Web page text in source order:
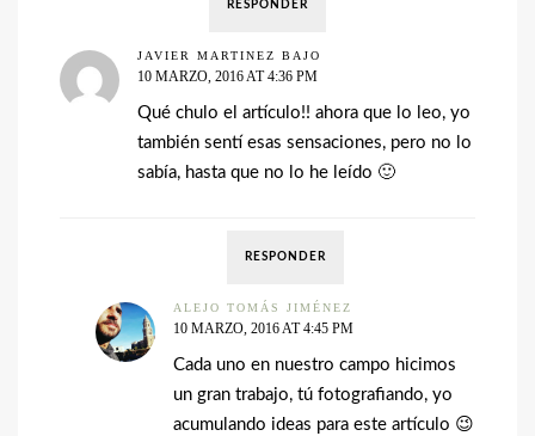
RESPONDER
JAVIER MARTINEZ BAJO
10 MARZO, 2016 AT 4:36 PM
Qué chulo el artículo!! ahora que lo leo, yo
también sentí esas sensaciones, pero no lo
sabía, hasta que no lo he leído 🙂
RESPONDER
ALEJO TOMÁS JIMÉNEZ
10 MARZO, 2016 AT 4:45 PM
Cada uno en nuestro campo hicimos
un gran trabajo, tú fotografiando, yo
acumulando ideas para este artículo 😉